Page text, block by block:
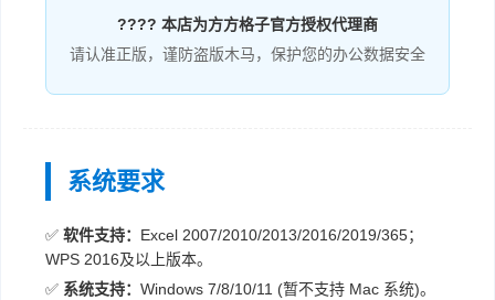
????️ 本店为方方格子官方授权代理商
请认准正版，谨防盗版木马，保护您的办公数据安全
系统要求
✅ 软件支持： Excel 2007/2010/2013/2016/2019/365；
WPS 2016及以上版本。
✅ 系统支持： Windows 7/8/10/11 (暂不支持 Mac 系统)。